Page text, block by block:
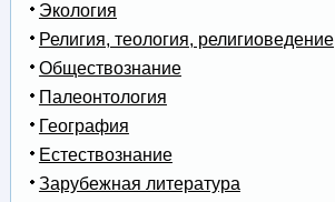
Экология
Религия, теология, религиоведение
Обществознание
Палеонтология
География
Естествознание
Зарубежная литература